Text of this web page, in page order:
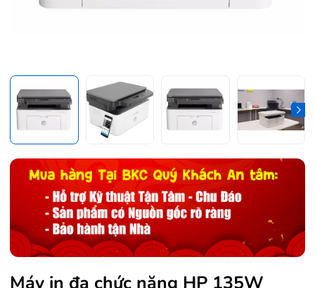
Máy in đa chức năng HP 135W